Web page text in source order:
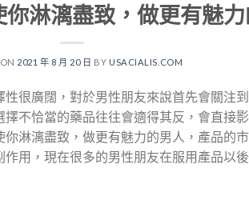
淋漓盡致，做更有魅
2021 年 8 月 20 日 BY USACIALIS.COM
很廣闊，對於男性朋友來說首先會關注
不恰當的藥品往往會適得其反，會直接
你淋漓盡致，做更有魅力的男人，產品的
用，現在很多的男性朋友在服用產品以